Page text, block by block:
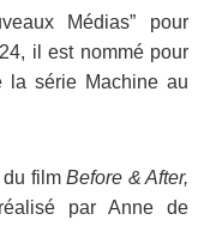
Médias” pour
il est nommé pour
la série Machine au
du filmBefore & After,
par Anne de